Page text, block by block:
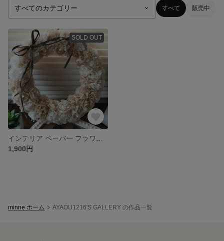
すべて 販売中
SOLD OUT
1,900円
minne ホーム AYAOU1216'S GALLERY の作品一覧